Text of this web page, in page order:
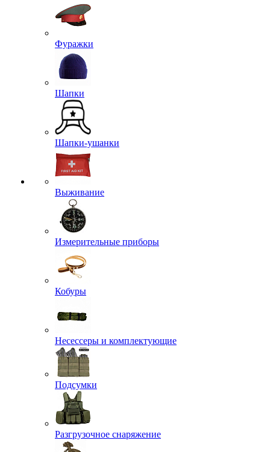
Фуражки
Шапки
Шапки-ушанки
Выживание
Измерительные приборы
Кобуры
Несессеры и комплектующие
Подсумки
Разгрузочное снаряжение